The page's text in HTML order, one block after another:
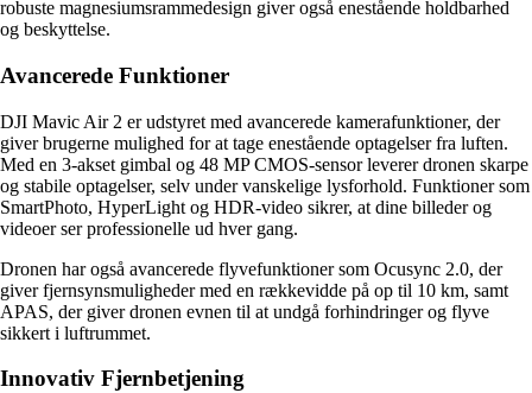
robuste magnesiumsrammedesign giver også enestående holdbarhed
og beskyttelse.
Avancerede Funktioner
DJI Mavic Air 2 er udstyret med avancerede kamerafunktioner, der
giver brugerne mulighed for at tage enestående optagelser fra luften.
Med en 3-akset gimbal og 48 MP CMOS-sensor leverer dronen skarpe
og stabile optagelser, selv under vanskelige lysforhold. Funktioner som
SmartPhoto, HyperLight og HDR-video sikrer, at dine billeder og
videoer ser professionelle ud hver gang.
Dronen har også avancerede flyvefunktioner som Ocusync 2.0, der
giver fjernsynsmuligheder med en rækkevidde på op til 10 km, samt
APAS, der giver dronen evnen til at undgå forhindringer og flyve
sikkert i luftrummet.
Innovativ Fjernbetjening